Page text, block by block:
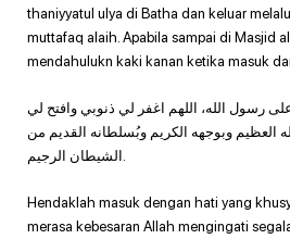
thaniyyatul ulya di Batha dan keluar
muttafaq alaih. Apabila sampai di Masjid
mendahulukn kaki kanan ketika masuk
رسول الله، اللهم اغفر لي ذنوبي وافتح لي
العظيم وبوجهه الكريم وبُسلطانه القديم من
Hendaklah masuk dengan hati yang
merasa kebesaran Allah mengingati